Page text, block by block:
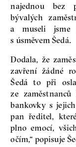
najednou bez
bývalých
a museli jsme
s úsměvem Šedá.
Dodala, že
zavření žádné
Šedá to při
ze
bankovky s
pan ředitel,
plno emocí,
očím,“ popisuje